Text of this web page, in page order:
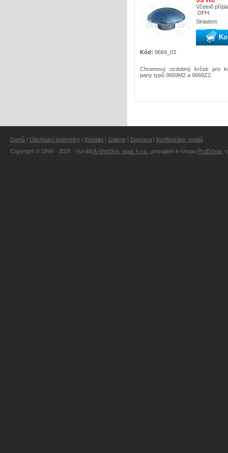
Včetně
DPH
Skladem
Kód: 9669_03
Chromový ozdobný krček pro
pany typů 9669M2 a 9669Z2.
Domů | Obchodní podmínky | Kontakt | Galerie | Doprava | Konfigurátor regálů
Copyright © 1996 - 2026 VyrobilA-WebSys, spol. s r.o. , pronájem e-shopu ProEshop ,